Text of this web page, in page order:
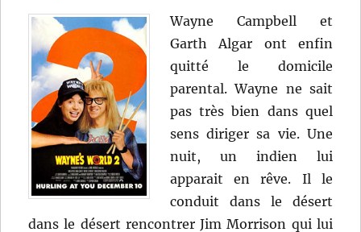
Wayne Campbell et
Garth Algar ont enfin
quitté le domicile
parental. Wayne ne sait
pas très bien dans quel
sens diriger sa vie. Une
nuit, un indien lui
apparait en rêve. Il le
conduit dans le désert
dans le désert rencontrer Jim Morrison qui lui